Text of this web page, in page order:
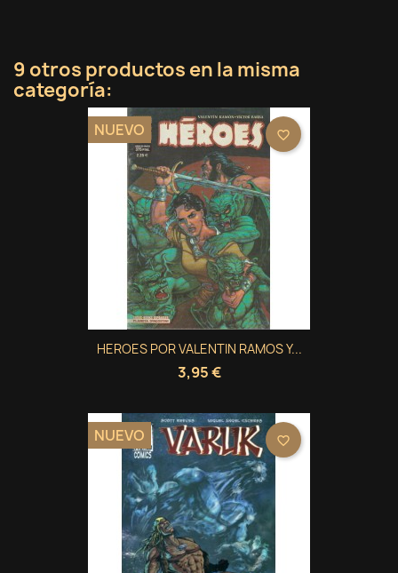
9 otros productos en la misma
categoría:
HEROES POR VALENTIN RAMOS Y...
3,95 €
NUEVO favorite_border
NUEVO favorite_border